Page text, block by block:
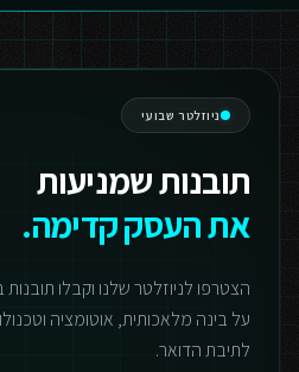
ניוזלטר שבועי
תובנות שמניעות
את העסק קדימה.
הצטרפו לניוזלטר שלנו וקבלו
על בינה מלאכותית, אוטומציה
לתיבת הדואר.